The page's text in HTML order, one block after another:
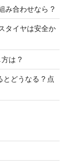
み合わせなら ?
タイヤは安全か
は ?
とどうなる ? 点